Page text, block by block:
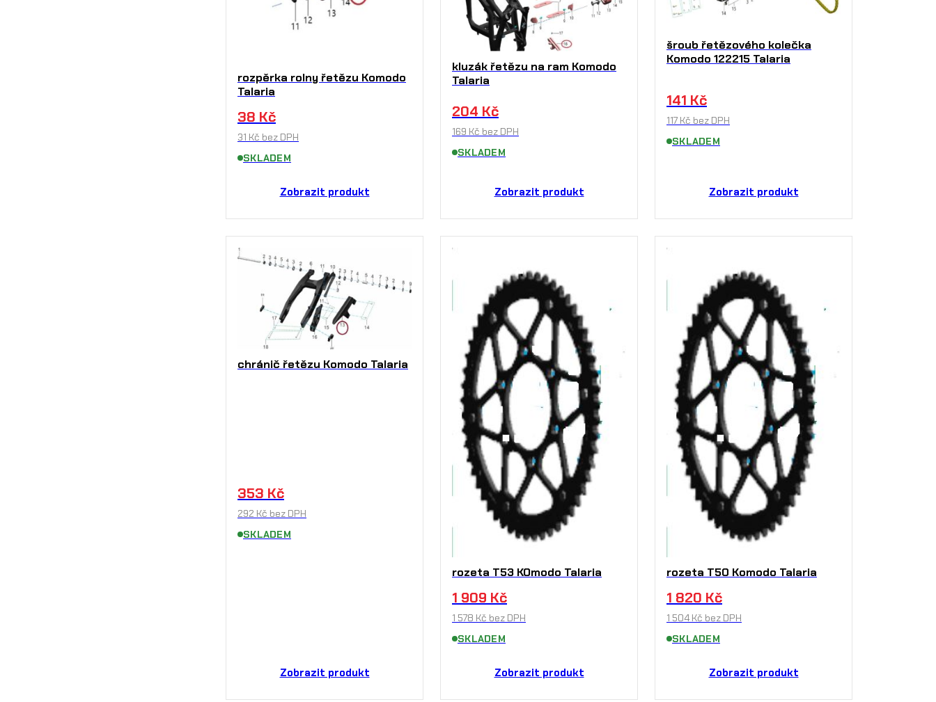
rozpěrka rolny řetězu Komodo
Talaria
38 Kč
31 Kč bez DPH
SKLADEM
Zobrazit produkt
kluzák řetězu na ram Komodo
Talaria
204 Kč
169 Kč bez DPH
SKLADEM
Zobrazit produkt
šroub řetězového kolečka
Komodo 122215 Talaria
141 Kč
117 Kč bez DPH
SKLADEM
Zobrazit produkt
chránič řetězu Komodo Talaria
353 Kč
292 Kč bez DPH
SKLADEM
Zobrazit produkt
rozeta T53 KOmodo Talaria
1 909 Kč
1 578 Kč bez DPH
SKLADEM
Zobrazit produkt
rozeta T50 Komodo Talaria
1 820 Kč
1 504 Kč bez DPH
SKLADEM
Zobrazit produkt